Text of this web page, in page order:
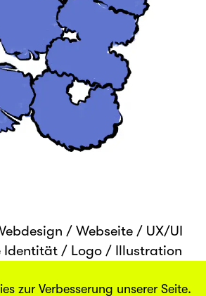
/ Webseite / UX/UI
Identität / Logo / Illustration
zur Verbesserung unserer Seite.